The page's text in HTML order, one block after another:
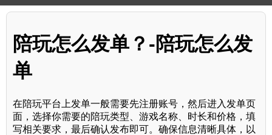
陪玩怎么发单？-陪玩怎么发
单
在陪玩平台上发单一般需要先注册账号，然后进入发单页
面，选择你需要的陪玩类型、游戏名称、时长和价格，填
写相关要求，最后确认发布即可。确保信息清晰具体，以